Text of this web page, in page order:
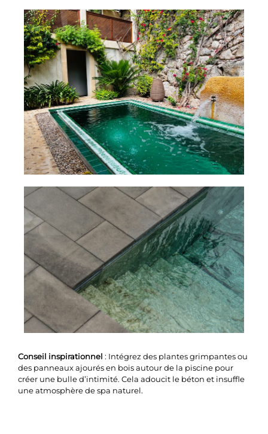
Conseil inspirationnel : Intégrez des plantes grimpantes ou
des panneaux ajourés en bois autour de la piscine pour
créer une bulle d’intimité. Cela adoucit le béton et insuffle
une atmosphère de spa naturel.